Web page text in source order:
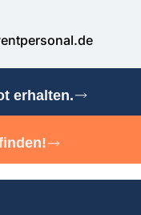
erhalten.